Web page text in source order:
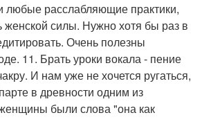
любые расслабляющие практики,
силы. Нужно хотя бы раз в
Очень полезны
11. Брать уроки вокала - пение
И нам уже не хочется ругаться,
в древности одним из
были слова "она как